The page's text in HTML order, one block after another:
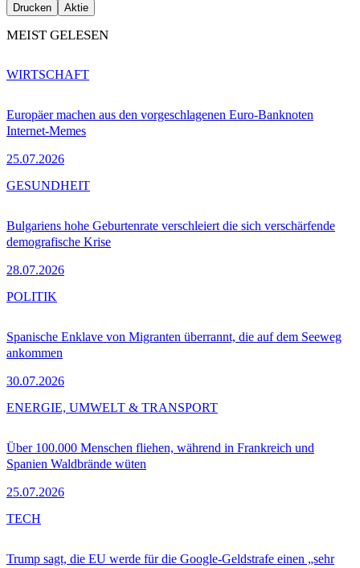
Drucken Aktie
MEIST GELESEN
Europäer machen aus den vorgeschlagenen Euro-Banknoten
Internet-Memes
25.07.2026
WIRTSCHAFT
Bulgariens hohe Geburtenrate verschleiert die sich verschärfende
demografische Krise
28.07.2026
GESUNDHEIT
Spanische Enklave von Migranten überrannt, die auf dem Seeweg
ankommen
30.07.2026
POLITIK
Über 100.000 Menschen fliehen, während in Frankreich und
Spanien Waldbrände wüten
25.07.2026
ENERGIE, UMWELT & TRANSPORT
Trump sagt, die EU werde für die Google-Geldstrafe einen „sehr
TECH